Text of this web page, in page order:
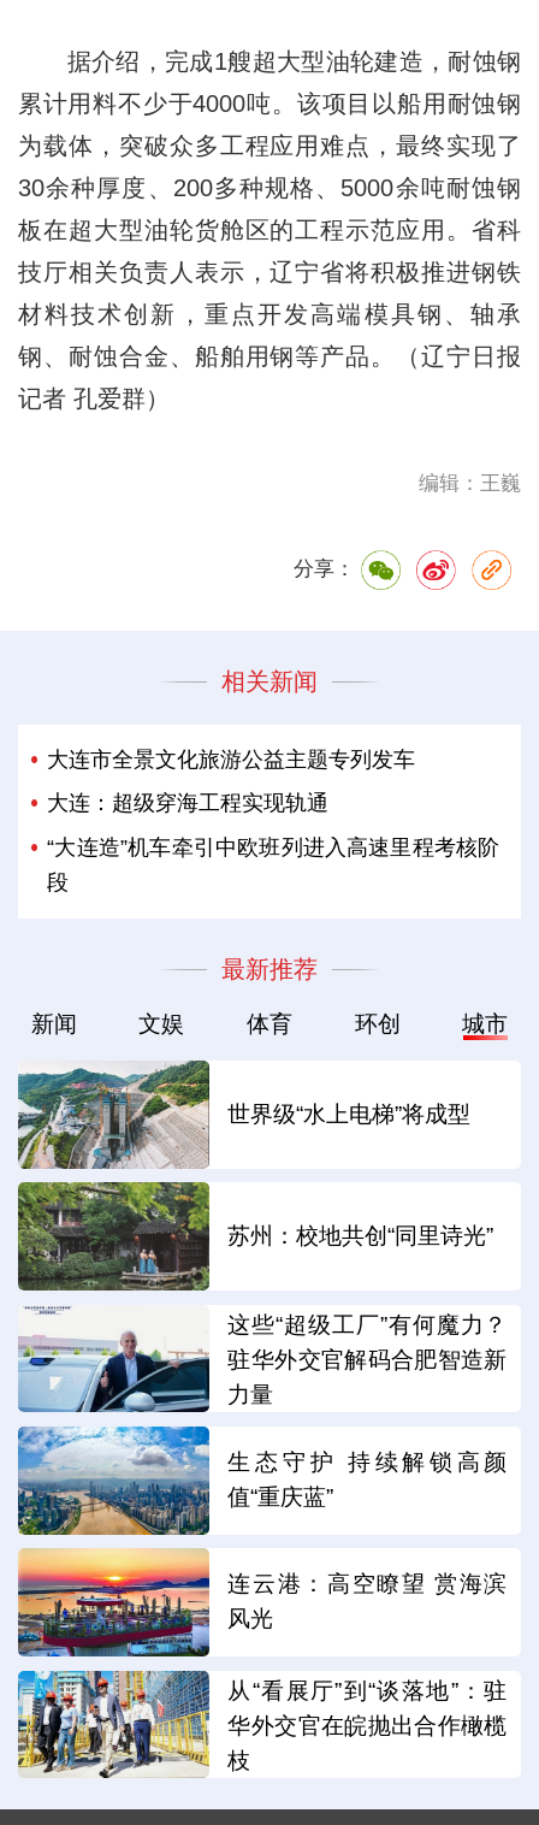
据介绍，完成1艘超大型油轮建造，耐蚀钢
累计用料不少于4000吨。该项目以船用耐蚀钢
为载体，突破众多工程应用难点，最终实现了
30余种厚度、200多种规格、5000余吨耐蚀钢
板在超大型油轮货舱区的工程示范应用。省科
技厅相关负责人表示，辽宁省将积极推进钢铁
材料技术创新，重点开发高端模具钢、轴承
钢、耐蚀合金、船舶用钢等产品。（辽宁日报
记者 孔爱群）
编辑：王巍
分享：
相关新闻
大连市全景文化旅游公益主题专列发车
大连：超级穿海工程实现轨通
“大连造”机车牵引中欧班列进入高速里程考核阶
段
最新推荐
新闻 文娱 体育 环创 城市
世界级“水上电梯”将成型
苏州：校地共创“同里诗光”
这些“超级工厂”有何魔力？
驻华外交官解码合肥智造新
力量
生态守护 持续解锁高颜
值“重庆蓝”
连云港：高空瞭望 赏海滨
风光
从“看展厅”到“谈落地”：驻
华外交官在皖抛出合作橄榄
枝